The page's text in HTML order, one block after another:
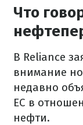
Что
В Reliance
внимание
недавно
ЕС в
нефти.